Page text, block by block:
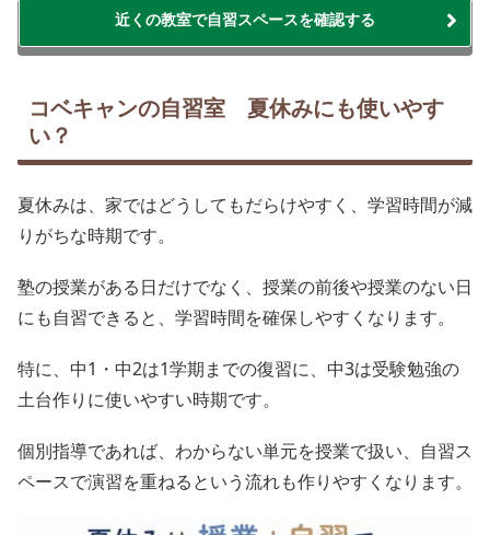
近くの教室で自習スペースを確認する
コベキャンの自習室 夏休みにも使いやす
い？
夏休みは、家ではどうしてもだらけやすく、学習時間が減
りがちな時期です。
塾の授業がある日だけでなく、授業の前後や授業のない日
にも自習できると、学習時間を確保しやすくなります。
特に、中1・中2は1学期までの復習に、中3は受験勉強の
土台作りに使いやすい時期です。
個別指導であれば、わからない単元を授業で扱い、自習ス
ペースで演習を重ねるという流れも作りやすくなります。